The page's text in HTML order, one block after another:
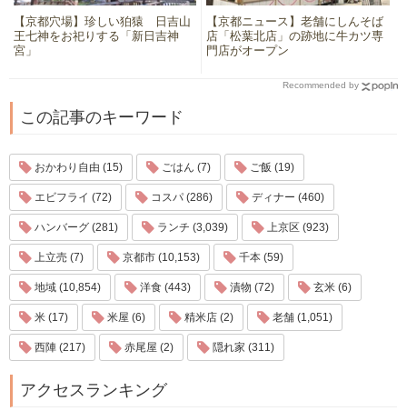
【京都穴場】珍しい狛猿 日吉山
王七神をお祀りする「新日吉神
宮」
【京都ニュース】老舗にしんそば
店「松葉北店」の跡地に牛カツ専
門店がオープン
Recommended by
この記事のキーワード
おかわり自由 (15) ごはん (7) ご飯 (19)
エビフライ (72) コスパ (286) ディナー (460)
ハンバーグ (281) ランチ (3,039) 上京区 (923)
上立売 (7) 京都市 (10,153) 千本 (59)
地域 (10,854) 洋食 (443) 漬物 (72) 玄米 (6)
米 (17) 米屋 (6) 精米店 (2) 老舗 (1,051)
西陣 (217) 赤尾屋 (2) 隠れ家 (311)
アクセスランキング